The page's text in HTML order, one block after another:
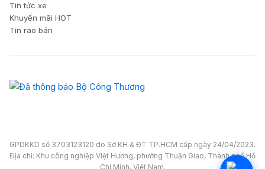
Tin tức xe
Khuyến mãi HOT
Tin rao bán
GPDKKD số 3703123120 do Sở KH & ĐT TP.HCM cấp ngày 24/04/2023.
Địa chỉ: Khu công nghiệp Việt Hương, phường Thuận Giao, Thành phố Hồ
Chí Minh, Việt Nam.